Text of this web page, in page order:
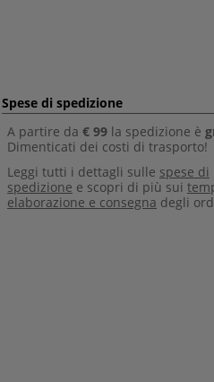
Spese di spedizione
A partire da € 99 la spedizione è
Dimenticati dei costi di trasporto!
Leggi tutti i dettagli sulle spese di
spedizione e scopri di più sui
elaborazione e consegna degli